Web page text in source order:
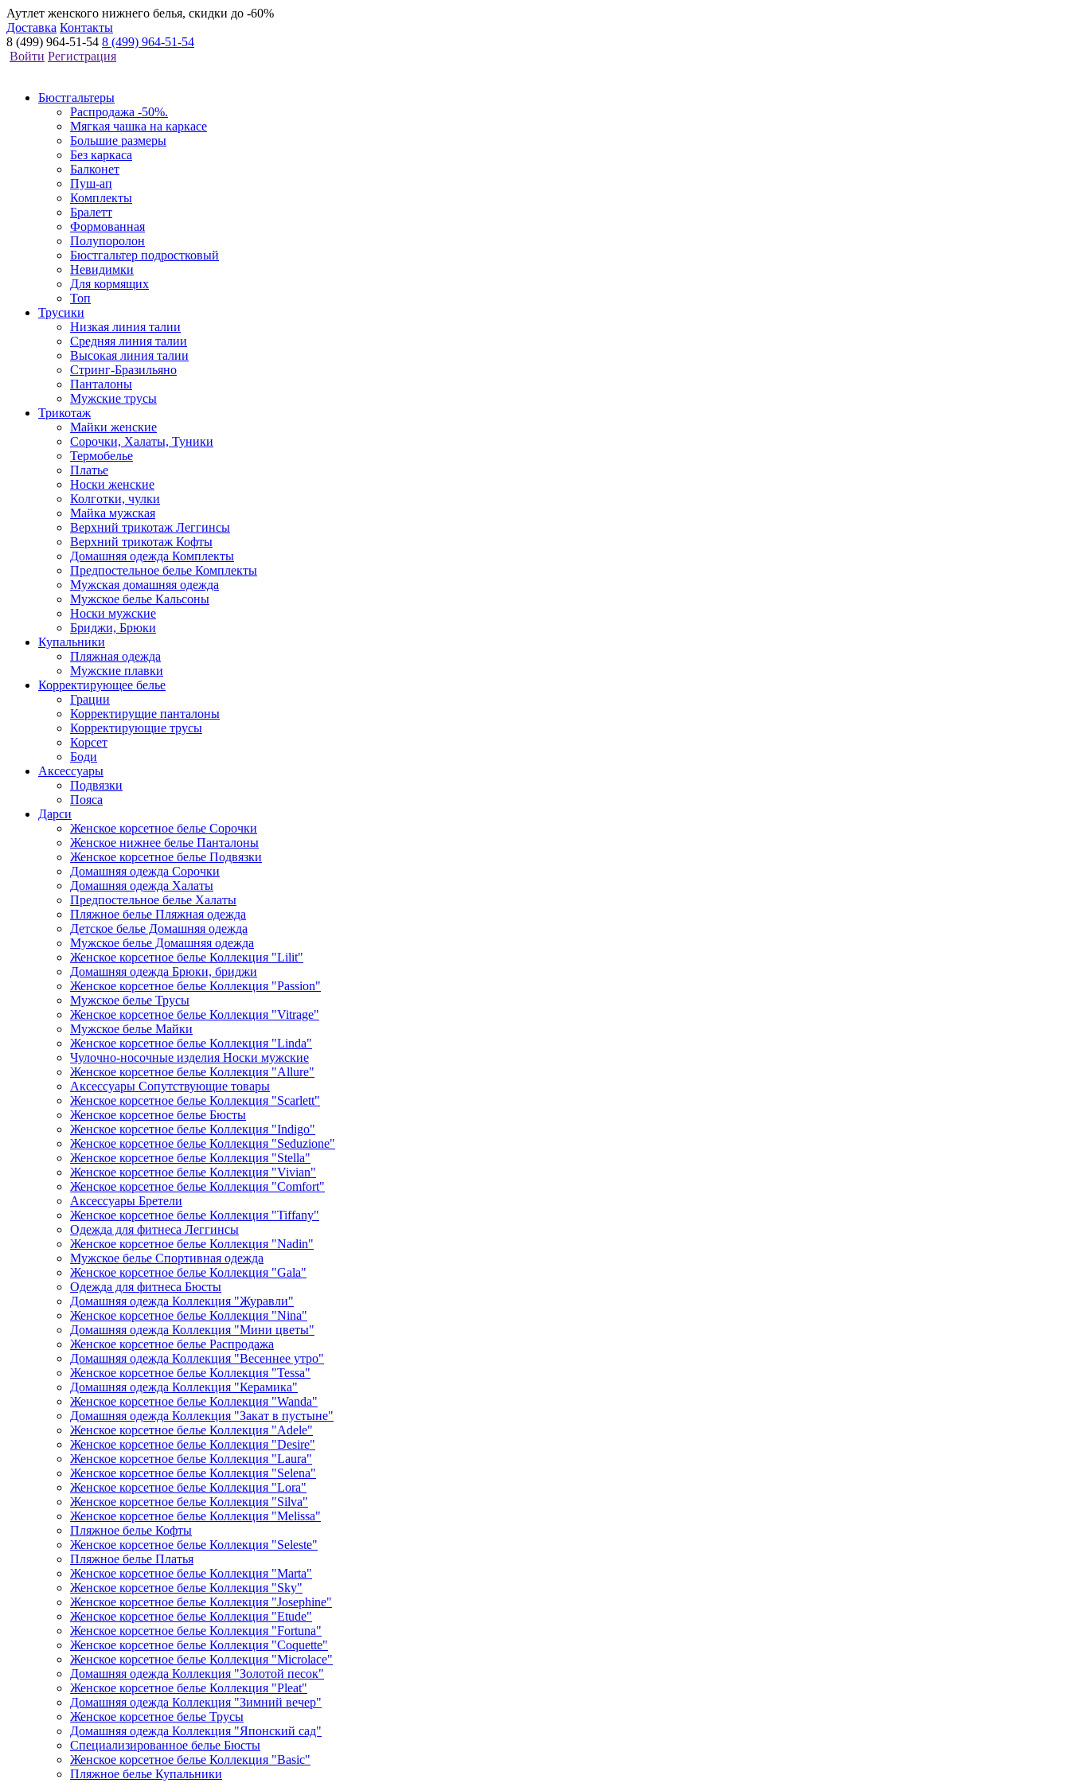
Аутлет женского нижнего белья, скидки до -60%
Доставка Контакты
8 (499) 964-51-54 8 (499) 964-51-54
Войти Регистрация
Бюстгальтеры
Распродажа -50%.
Мягкая чашка на каркасе
Большие размеры
Без каркаса
Балконет
Пуш-ап
Комплекты
Бралетт
Формованная
Полупоролон
Бюстгальтер подростковый
Невидимки
Для кормящих
Топ
Трусики
Низкая линия талии
Средняя линия талии
Высокая линия талии
Стринг-Бразильяно
Панталоны
Мужские трусы
Трикотаж
Майки женские
Сорочки, Халаты, Туники
Термобелье
Платье
Носки женские
Колготки, чулки
Майка мужская
Верхний трикотаж Леггинсы
Верхний трикотаж Кофты
Домашняя одежда Комплекты
Предпостельное белье Комплекты
Мужская домашняя одежда
Мужское белье Кальсоны
Носки мужские
Бриджи, Брюки
Купальники
Пляжная одежда
Мужские плавки
Корректирующее белье
Грации
Корректирущие панталоны
Корректирующие трусы
Корсет
Боди
Аксессуары
Подвязки
Пояса
Дарси
Женское корсетное белье Сорочки
Женское нижнее белье Панталоны
Женское корсетное белье Подвязки
Домашняя одежда Сорочки
Домашняя одежда Халаты
Предпостельное белье Халаты
Пляжное белье Пляжная одежда
Детское белье Домашняя одежда
Мужское белье Домашняя одежда
Женское корсетное белье Коллекция "Lilit"
Домашняя одежда Брюки, бриджи
Женское корсетное белье Коллекция "Passion"
Мужское белье Трусы
Женское корсетное белье Коллекция "Vitrage"
Мужское белье Майки
Женское корсетное белье Коллекция "Linda"
Чулочно-носочные изделия Носки мужские
Женское корсетное белье Коллекция "Allure"
Аксессуары Сопутствующие товары
Женское корсетное белье Коллекция "Scarlett"
Женское корсетное белье Бюсты
Женское корсетное белье Коллекция "Indigo"
Женское корсетное белье Коллекция "Seduzione"
Женское корсетное белье Коллекция "Stella"
Женское корсетное белье Коллекция "Vivian"
Женское корсетное белье Коллекция "Comfort"
Аксессуары Бретели
Женское корсетное белье Коллекция "Tiffany"
Одежда для фитнеса Леггинсы
Женское корсетное белье Коллекция "Nadin"
Мужское белье Спортивная одежда
Женское корсетное белье Коллекция "Gala"
Одежда для фитнеса Бюсты
Домашняя одежда Коллекция "Журавли"
Женское корсетное белье Коллекция "Nina"
Домашняя одежда Коллекция "Мини цветы"
Женское корсетное белье Распродажа
Домашняя одежда Коллекция "Весеннее утро"
Женское корсетное белье Коллекция "Tessa"
Домашняя одежда Коллекция "Керамика"
Женское корсетное белье Коллекция "Wanda"
Домашняя одежда Коллекция "Закат в пустыне"
Женское корсетное белье Коллекция "Adele"
Женское корсетное белье Коллекция "Desire"
Женское корсетное белье Коллекция "Laura"
Женское корсетное белье Коллекция "Selena"
Женское корсетное белье Коллекция "Lora"
Женское корсетное белье Коллекция "Silva"
Женское корсетное белье Коллекция "Melissa"
Пляжное белье Кофты
Женское корсетное белье Коллекция "Seleste"
Пляжное белье Платья
Женское корсетное белье Коллекция "Marta"
Женское корсетное белье Коллекция "Sky"
Женское корсетное белье Коллекция "Josephine"
Женское корсетное белье Коллекция "Etude"
Женское корсетное белье Коллекция "Fortuna"
Женское корсетное белье Коллекция "Coquette"
Женское корсетное белье Коллекция "Microlace"
Домашняя одежда Коллекция "Золотой песок"
Женское корсетное белье Коллекция "Pleat"
Домашняя одежда Коллекция "Зимний вечер"
Женское корсетное белье Трусы
Домашняя одежда Коллекция "Японский сад"
Специализированное белье Бюсты
Женское корсетное белье Коллекция "Basic"
Пляжное белье Купальники